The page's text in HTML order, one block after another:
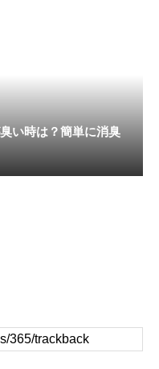
い時は？簡単に消臭